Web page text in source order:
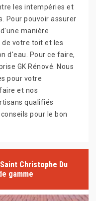
les intempéries et
Pour pouvoir assurer
manière
votre toit et les
d'eau. Pour ce faire,
GK Rénové. Nous
pour votre
et nos
qualifiés
pour le bon
Christophe Du
gamme